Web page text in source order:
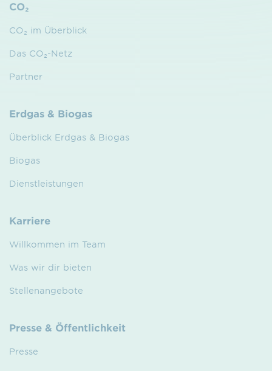
CO₂
CO₂ im Überblick
Das CO₂-Netz
Partner
Erdgas & Biogas
Überblick Erdgas & Biogas
Biogas
Dienstleistungen
Karriere
Willkommen im Team
Was wir dir bieten
Stellenangebote
Presse & Öffentlichkeit
Presse